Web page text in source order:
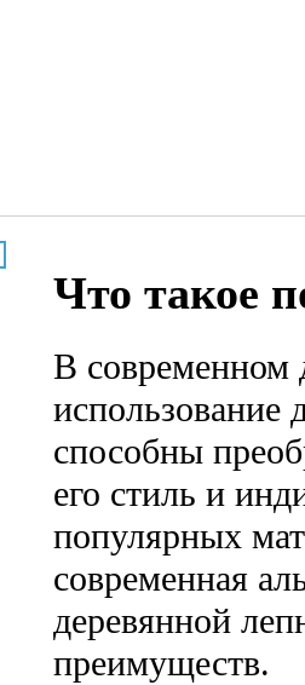
Что такое
В современном
использование
способны
его стиль и
популярных
современная
деревянной
преимуществ.